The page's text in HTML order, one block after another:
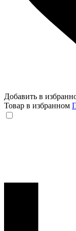
Добавить в
Товар в избранном